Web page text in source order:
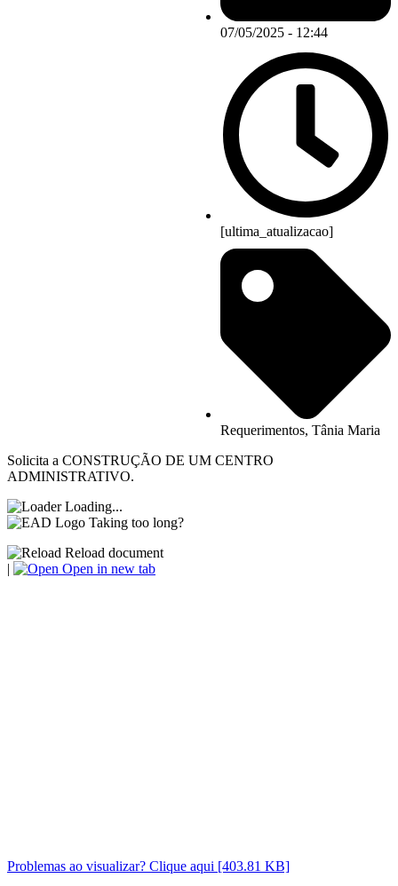
07/05/2025 - 12:44
[ultima_atualizacao]
Requerimentos, Tânia Maria
Solicita a CONSTRUÇÃO DE UM CENTRO
ADMINISTRATIVO.
Loading...
Taking too long?
Reload document
|
Open in new tab
Problemas ao visualizar? Clique aqui [403.81 KB]